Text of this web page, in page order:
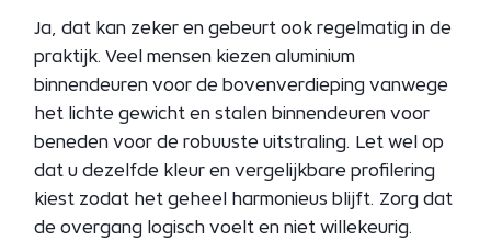
Ja, dat kan zeker en gebeurt ook regelmatig in de
praktijk. Veel mensen kiezen aluminium
binnendeuren voor de bovenverdieping vanwege
het lichte gewicht en stalen binnendeuren voor
beneden voor de robuuste uitstraling. Let wel op
dat u dezelfde kleur en vergelijkbare profilering
kiest zodat het geheel harmonieus blijft. Zorg dat
de overgang logisch voelt en niet willekeurig.